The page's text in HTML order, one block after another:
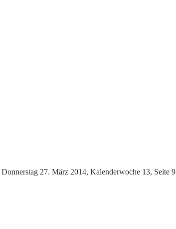
27. März 2014, Kalenderwoche 13, Seite 9